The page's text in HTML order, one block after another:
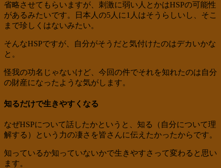
省略させてもらいますが、刺激に弱い人とかはHSPの可能性
があるみたいです。日本人の5人に1人はそうらしいし、そこ
まで珍しくはないみたい。
そんなHSPですが、自分がそうだと気付けたのはデカいかな
と。
怪我の功名じゃないけど、今回の件でそれを知れたのは自分
の財産になったような気がします。
知るだけで生きやすくなる
なぜHSPについて話したかというと、知る（自分について理
解する）という力の凄さを皆さんに伝えたかったからです。
知っているか知っていないかで生きやすさって変わると思い
ます。